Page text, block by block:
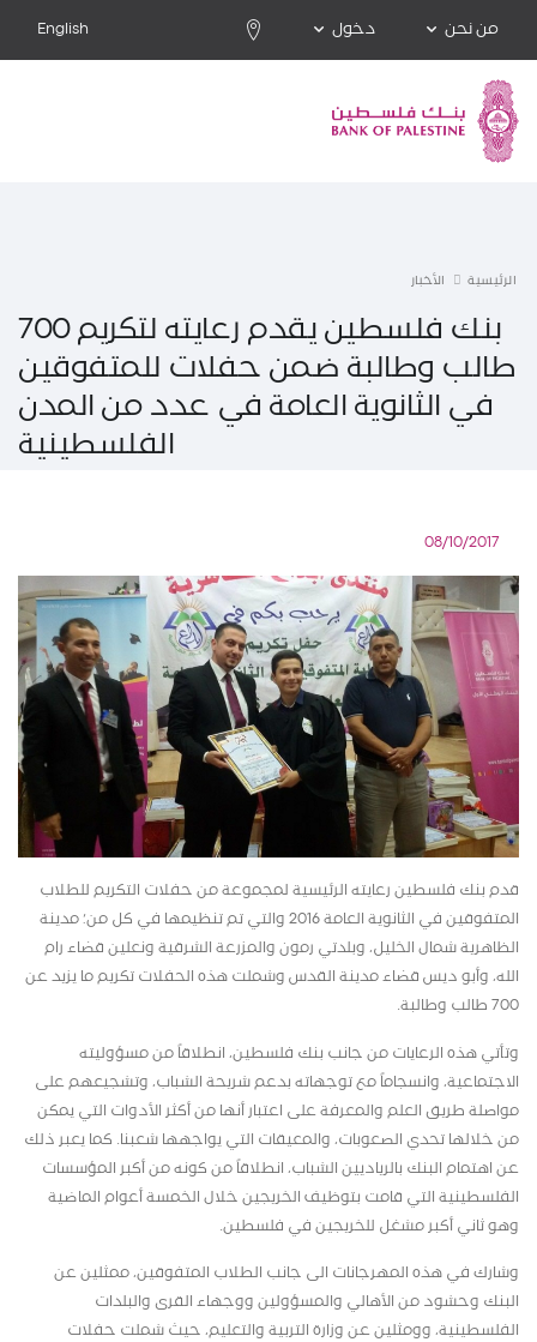
من نحن دخول English
الرئيسية الأخبار
بنك فلسطين يقدم رعايته لتكريم 700
طالب وطالبة ضمن حفلات للمتفوقين
في الثانوية العامة في عدد من المدن
الفلسطينية
08/10/2017
قدم بنك فلسطين رعايته الرئيسية لمجموعة من حفلات التكريم للطلاب
المتفوقين في الثانوية العامة 2016 والتي تم تنظيمها في كل من؛ مدينة
الظاهرية شمال الخليل، وبلدتي رمون والمزرعة الشرقية ونعلين قضاء رام
الله، وأبو ديس قضاء مدينة القدس وشملت هذه الحفلات تكريم ما يزيد عن
700 طالب وطالبة.
وتأتي هذه الرعايات من جانب بنك فلسطين، انطلاقاً من مسؤوليته
الاجتماعية، وانسجاماً مع توجهاته بدعم شريحة الشباب، وتشجيعهم على
مواصلة طريق العلم والمعرفة على اعتبار أنها من أكثر الأدوات التي يمكن
من خلالها تحدي الصعوبات، والمعيقات التي يواجهها شعبنا. كما يعبر ذلك
عن اهتمام البنك بالرياديين الشباب، انطلاقاً من كونه من أكبر المؤسسات
الفلسطينية التي قامت بتوظيف الخريجين خلال الخمسة أعوام الماضية
وهو ثاني أكبر مشغل للخريجين في فلسطين.
وشارك في هذه المهرجانات الى جانب الطلاب المتفوقين، ممثلين عن
البنك وحشود من الأهالي والمسؤولين ووجهاء القرى والبلدات
الفلسطينية، وومثلين عن وزارة التربية والتعليم، حيث شملت حفلات